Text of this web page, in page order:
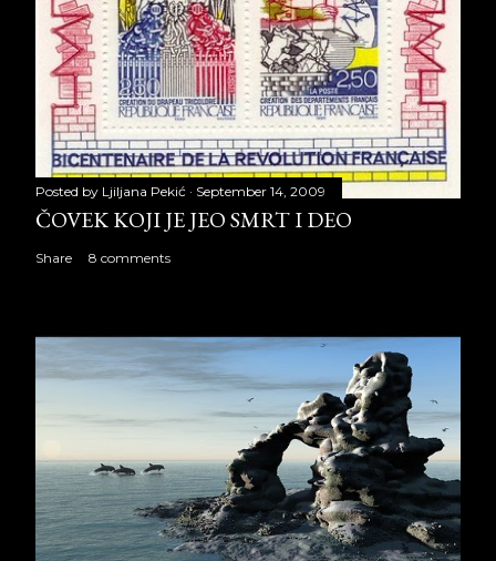
Posted by Ljiljana Pekić September 14, 2009
ČOVEK KOJI JE JEO SMRT I DEO
Share 8 comments